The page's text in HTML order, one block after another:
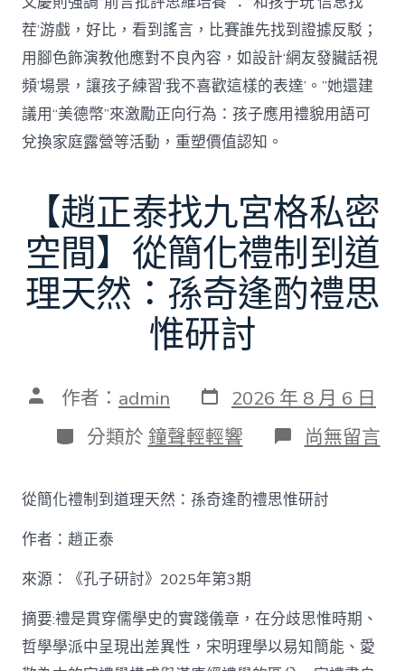
茬’游戲，好比，看到謠言，比賽誰先找到證據反駁；
用腳色飾演教他應對不良內容，如設計‘網友發臟話視
頻’場景，讓孩子練習‘我不喜歡這樣的表達’。”她還建
議用“美德幣”來激勵正向行為：孩子應用禮貌用語可
兌換家庭露營等活動，重塑價值認知。
【趙正泰找九宮格私密
空間】從簡化禮制到道
理天然：孫奇逢酌禮思
惟研討
文 作者： admin 發
表
日
期
2026 年 8 月 6 日
分
類
分類於 鐘聲輕輕響 在
〈【趙
泰
找
空
間】
從
尚無留言
從簡化禮制到道理天然：孫奇逢酌禮思惟研討
作者：趙正泰
來源：《孔子研討》2025年第3期
摘要:禮是貫穿儒學史的實踐儀章，在分歧思惟時期、
哲學學派中呈現出差異性，宋明理學以易知簡能、愛